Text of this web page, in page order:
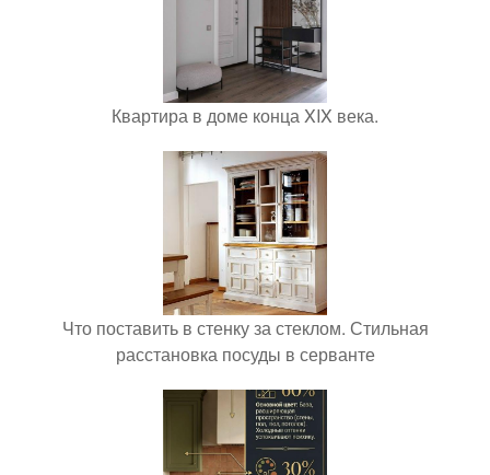
Квартира в доме конца XIX века.
Что поставить в стенку за стеклом. Стильная
расстановка посуды в серванте